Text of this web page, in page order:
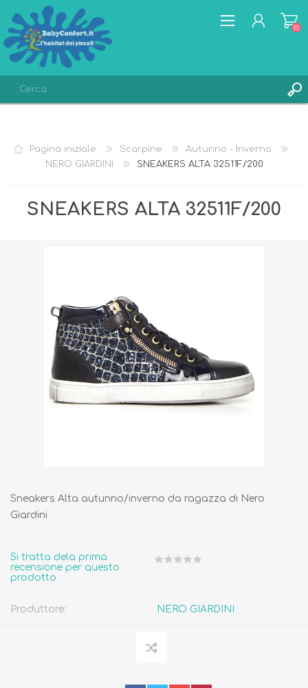
LISTA DEI DESIDERI
(0)
Pagina iniziale Scarpine
Autunno - Inverno
NERO GIARDINI
SNEAKERS ALTA 32511F/200
SNEAKERS ALTA 32511F/200
Sneakers Alta autunno/inverno da ragazza di Nero
Giardini
Si tratta dela prima
recensione per questo
prodotto
Produttore: NERO GIARDINI